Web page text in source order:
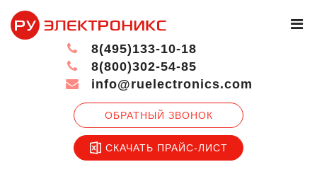
ОБРАТНЫЙ ЗВОНОК
СКАЧАТЬ ПРАЙС-ЛИСТ
8(495)133-10-18
8(800)302-54-85
info@ruelectronics.com